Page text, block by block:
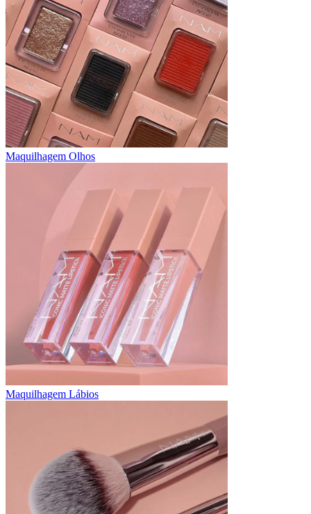
Maquilhagem Olhos
Maquilhagem Lábios